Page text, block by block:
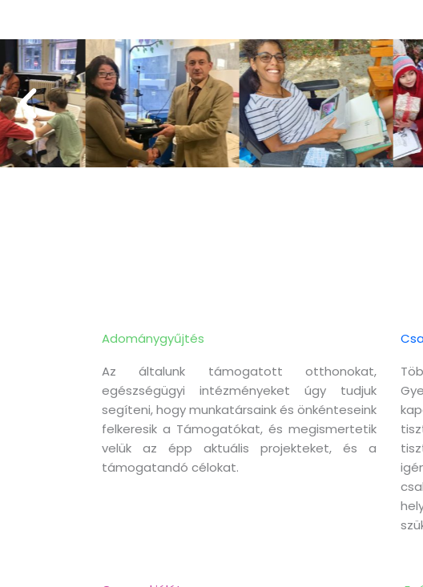
Adománygyűjtés
Az általunk támogatott otthonokat,
egészségügyi intézményeket úgy tudjuk
segíteni, hogy munkatársaink és önkénteseink
felkeresik a Támogatókat, és megismertetik
velük az épp aktuális projekteket, és a
támogatandó célokat.